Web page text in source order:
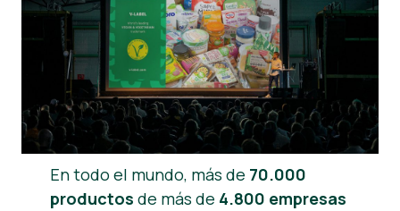
Noticias
Prensa
En todo el mundo, más de 70.000
productos de más de 4.800 empresas